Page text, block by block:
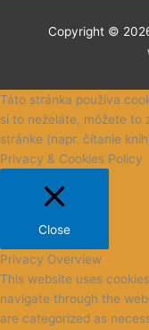
Copyright ©
Táto stránka používa
si to neželáte, môžete to
stránke (napr. čítanie
Privacy & Cookies Policy
Close
Privacy Overview
This website uses
navigate through the
are categorized as